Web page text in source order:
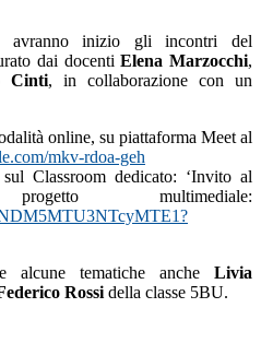
avranno inizio gli incontri del
dai docentiElena Marzocchi,
Cinti, in collaborazione con un
online, su piattaforma Meet al
mkv-rdoa-geh
Classroom dedicato: ‘Invito al
multimediale:
NDM5MTU3NTcyMTE1?
alcune tematiche anche Livia
Rossi della classe 5BU.